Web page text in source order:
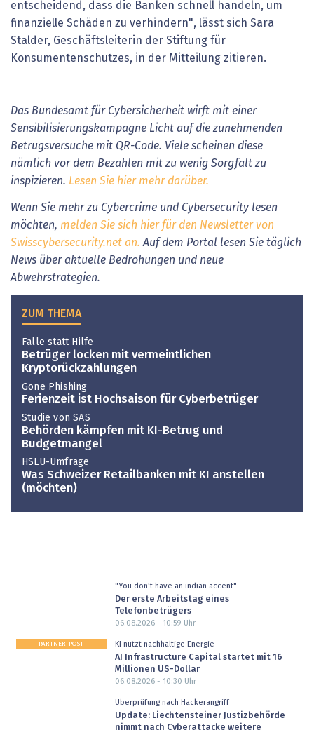
entscheidend, dass die Banken schnell handeln, um
finanzielle Schäden zu verhindern", lässt sich Sara
Stalder, Geschäftsleiterin der Stiftung für
Konsumentenschutzes, in der Mitteilung zitieren.
Das Bundesamt für Cybersicherheit wirft mit einer
Sensibilisierungskampagne Licht auf die zunehmenden
Betrugsversuche mit QR-Code. Viele scheinen diese
nämlich vor dem Bezahlen mit zu wenig Sorgfalt zu
inspizieren. Lesen Sie hier mehr darüber.
Wenn Sie mehr zu Cybercrime und Cybersecurity lesen
möchten, melden Sie sich hier für den Newsletter von
Swisscybersecurity.net an. Auf dem Portal lesen Sie täglich
News über aktuelle Bedrohungen und neue
Abwehrstrategien.
ZUM THEMA
Falle statt Hilfe
Betrüger locken mit vermeintlichen
Kryptorückzahlungen
Gone Phishing
Ferienzeit ist Hochsaison für Cyberbetrüger
Studie von SAS
Behörden kämpfen mit KI-Betrug und
Budgetmangel
HSLU-Umfrage
Was Schweizer Retailbanken mit KI anstellen
(möchten)
"You don't have an indian accent"
Der erste Arbeitstag eines
Telefonbetrügers
06.08.2026 - 10:59 Uhr
PARTNER-POST KI nutzt nachhaltige Energie
AI Infrastructure Capital startet mit 16
Millionen US-Dollar
06.08.2026 - 10:30 Uhr
Überprüfung nach Hackerangriff
Update: Liechtensteiner Justizbehörde
nimmt nach Cyberattacke weitere